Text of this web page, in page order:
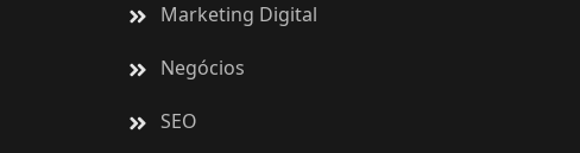
Marketing Digital
Negócios
SEO